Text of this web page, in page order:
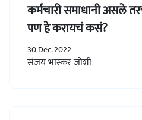
कर्मचारी समाधानी असले
पण हे करायचं कसं?
30 Dec. 2022
संजय भास्कर जोशी